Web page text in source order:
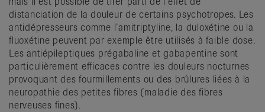
distanciation de la douleur de certains psychotropes. Les
antidépresseurs comme l’amitriptyline, la duloxétine ou la
fluoxétine peuvent par exemple être utilisés à faible dose.
Les antiépileptiques prégabaline et gabapentine sont
particulièrement efficaces contre les douleurs nocturnes
provoquant des fourmillements ou des brûlures liées à la
neuropathie des petites fibres (maladie des fibres
nerveuses fines).